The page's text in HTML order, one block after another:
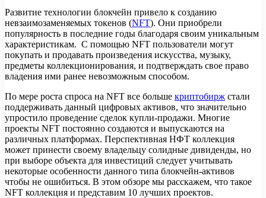
Развитие технологии блокчейн привело к созданию
невзаимозаменяемых токенов (NFT). Они приобрели
популярность в последние годы благодаря своим уникальным
характеристикам. С помощью NFT пользователи могут
покупать и продавать произведения искусства, музыку,
предметы коллекционирования, и подтверждать свое право
владения ими ранее невозможным способом.
По мере роста спроса на NFT все больше криптобирж стали
поддерживать данный цифровых активов, что значительно
упростило проведение сделок купли-продажи. Многие
проекты NFT постоянно создаются и выпускаются на
различных платформах. Перспективная НФТ коллекция
может принести своему владельцу солидные дивиденды, но
при выборе объекта для инвестиций следует учитывать
некоторые особенности данного типа блокчейн-активов
чтобы не ошибиться. В этом обзоре мы расскажем, что такое
NFT коллекция и представим 10 лучших проектов.